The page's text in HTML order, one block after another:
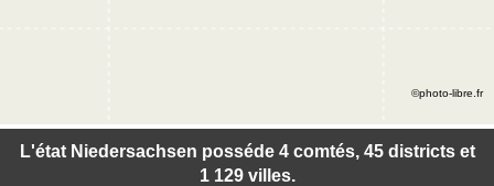
L'état Niedersachsen posséde 4 comtés, 45 districts et
1 129 villes.
©photo-libre.fr